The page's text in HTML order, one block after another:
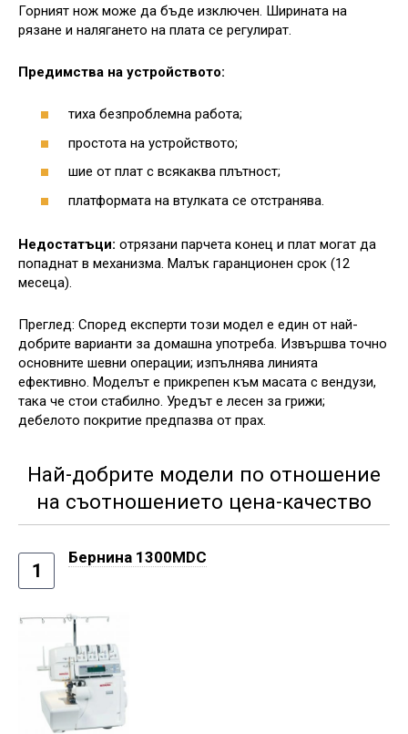
Горният нож може да бъде изключен. Ширината на
рязане и налягането на плата се регулират.
Предимства на устройството:
тиха безпроблемна работа;
простота на устройството;
шие от плат с всякаква плътност;
платформата на втулката се отстранява.
Недостатъци: отрязани парчета конец и плат могат да
попаднат в механизма. Малък гаранционен срок (12
месеца).
Преглед: Според експерти този модел е един от най-
добрите варианти за домашна употреба. Извършва точно
основните шевни операции; изпълнява линията
ефективно. Моделът е прикрепен към масата с вендузи,
така че стои стабилно. Уредът е лесен за грижи;
дебелото покритие предпазва от прах.
Най-добрите модели по отношение
на съотношението цена-качество
1
Бернина 1300MDC